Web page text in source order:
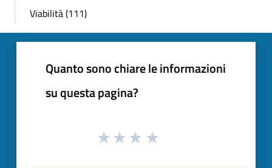
Viabilità (111)
Quanto sono chiare le informazioni
su questa pagina?